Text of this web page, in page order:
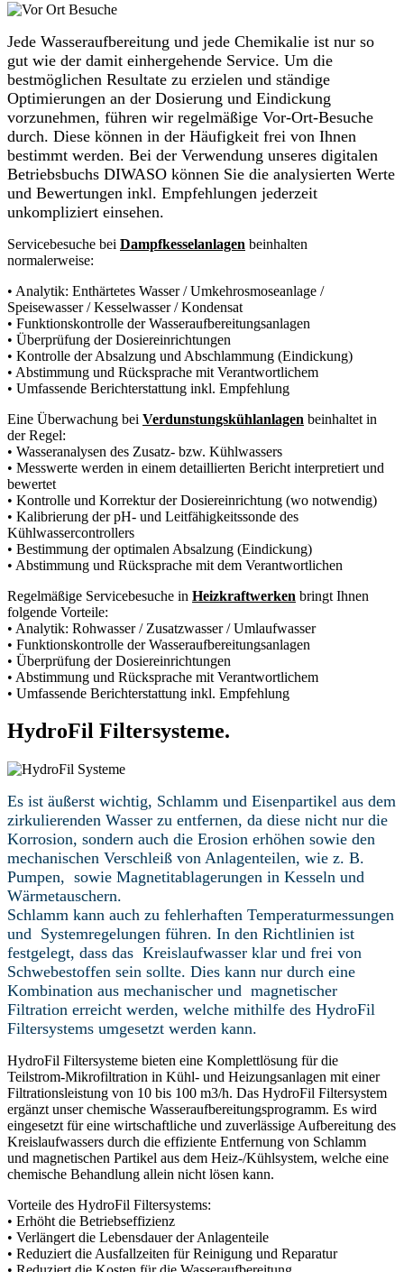
Jede Wasseraufbereitung und jede Chemikalie ist nur so
gut wie der damit einhergehende Service. Um die
bestmöglichen Resultate zu erzielen und ständige
Optimierungen an der Dosierung und Eindickung
vorzunehmen, führen wir regelmäßige Vor-Ort-Besuche
durch. Diese können in der Häufigkeit frei von Ihnen
bestimmt werden. Bei der Verwendung unseres digitalen
Betriebsbuchs DIWASO können Sie die analysierten Werte
und Bewertungen inkl. Empfehlungen jederzeit
unkompliziert einsehen.
Servicebesuche bei Dampfkesselanlagen beinhalten
normalerweise:
• Analytik: Enthärtetes Wasser / Umkehrosmoseanlage /
Speisewasser / Kesselwasser / Kondensat
• Funktionskontrolle der Wasseraufbereitungsanlagen
• Überprüfung der Dosiereinrichtungen
• Kontrolle der Absalzung und Abschlammung (Eindickung)
• Abstimmung und Rücksprache mit Verantwortlichem
• Umfassende Berichterstattung inkl. Empfehlung
Eine Überwachung bei Verdunstungskühlanlagen beinhaltet in
der Regel:
• Wasseranalysen des Zusatz- bzw. Kühlwassers
• Messwerte werden in einem detaillierten Bericht interpretiert und
bewertet
• Kontrolle und Korrektur der Dosiereinrichtung (wo notwendig)
• Kalibrierung der pH- und Leitfähigkeitssonde des
Kühlwassercontrollers
• Bestimmung der optimalen Absalzung (Eindickung)
• Abstimmung und Rücksprache mit dem Verantwortlichen
Regelmäßige Servicebesuche in Heizkraftwerken bringt Ihnen
folgende Vorteile:
• Analytik: Rohwasser / Zusatzwasser / Umlaufwasser
• Funktionskontrolle der Wasseraufbereitungsanlagen
• Überprüfung der Dosiereinrichtungen
• Abstimmung und Rücksprache mit Verantwortlichem
• Umfassende Berichterstattung inkl. Empfehlung
HydroFil Filtersysteme.
Es ist äußerst wichtig, Schlamm und Eisenpartikel aus dem
zirkulierenden Wasser zu entfernen, da diese nicht nur die
Korrosion, sondern auch die Erosion erhöhen sowie den
mechanischen Verschleiß von Anlagenteilen, wie z. B.
Pumpen, sowie Magnetitablagerungen in Kesseln und
Wärmetauschern.
Schlamm kann auch zu fehlerhaften Temperaturmessungen
und Systemregelungen führen. In den Richtlinien ist
festgelegt, dass das Kreislaufwasser klar und frei von
Schwebestoffen sein sollte. Dies kann nur durch eine
Kombination aus mechanischer und magnetischer
Filtration erreicht werden, welche mithilfe des HydroFil
Filtersystems umgesetzt werden kann.
HydroFil Filtersysteme bieten eine Komplettlösung für die
Teilstrom-Mikrofiltration in Kühl- und Heizungsanlagen mit einer
Filtrationsleistung von 10 bis 100 m3/h. Das HydroFil Filtersystem
ergänzt unser chemische Wasseraufbereitungsprogramm. Es wird
eingesetzt für eine wirtschaftliche und zuverlässige Aufbereitung des
Kreislaufwassers durch die effiziente Entfernung von Schlamm
und magnetischen Partikel aus dem Heiz-/Kühlsystem, welche eine
chemische Behandlung allein nicht lösen kann.
Vorteile des HydroFil Filtersystems:
• Erhöht die Betriebseffizienz
• Verlängert die Lebensdauer der Anlagenteile
• Reduziert die Ausfallzeiten für Reinigung und Reparatur